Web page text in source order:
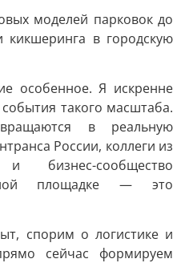
моделей парковок до
кикшеринга в городскую
особенное. Я искренне
такого масштаба.
в реальную
России, коллеги из
бизнес-сообщество
площадке — это
спорим о логистике и
сейчас формируем